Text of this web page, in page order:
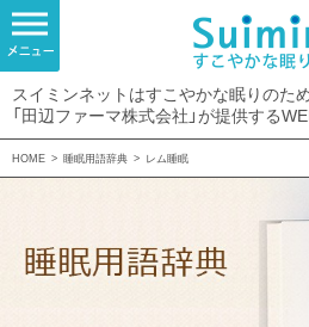
スイミンネットはすこやかな眠りのた
「田辺ファーマ株式会社」が提供する
HOME > 睡眠用語辞典 > レム睡眠